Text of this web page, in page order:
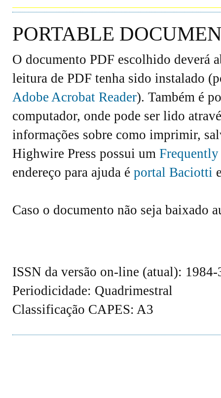
PORTABLE
O documento PDF escolhido deverá
leitura de PDF tenha sido instalado
Adobe Acrobat Reader). Também é
computador, onde pode ser lido
informações sobre como imprimir,
Highwire Press possui um
endereço para ajuda é portal Baciotti
Caso o documento não seja baixado
ISSN da versão on-line (atual): 1984-
Periodicidade: Quadrimestral
Classificação CAPES: A3